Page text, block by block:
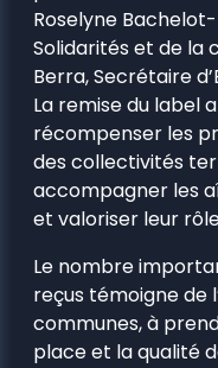
Roselyne
Solidarités et de la
Berra, Secrétaire
La remise du label
récompenser les
des collectivités
accompagner les
et valoriser leur
Le nombre
reçus témoigne de
communes, à
place et la qualité